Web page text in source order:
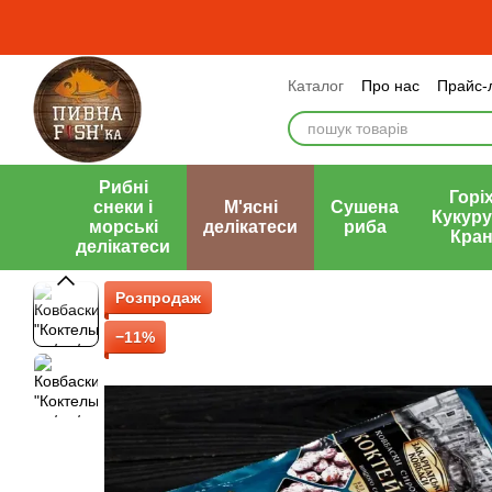
Каталог Про нас
Прайс-
Оплата і доставка
Публічний договір
Рибні
снеки і
морські
делікатеси
М'ясні
делікатеси
Сушена
риба
Розпродаж
−11%